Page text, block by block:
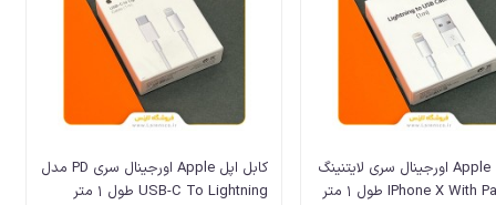
کابل اپل Apple اورجینال سری لایتنینگ
کابل اپل Apple اورجینال سری PD مدل
USB-C To Lightning طول 1 متر